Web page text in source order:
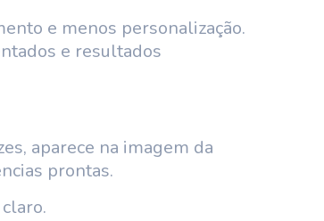
e menos personalização.
e resultados
aparece na imagem da
prontas.